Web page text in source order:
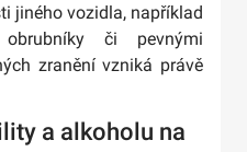
jiného vozidla, například
či pevnými
zranění vzniká právě
a alkoholu na